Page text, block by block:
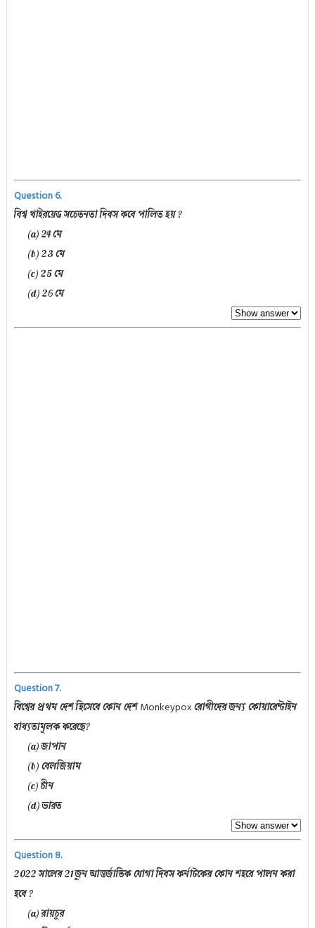
Question 6.
বিশ্ব থাইরয়েড সচেতনতা দিবস কবে পালিত হয় ?
(a) 24 মে
(b) 23 মে
(c) 25 মে
(d) 26 মে
Question 7.
বিশ্বের প্রথম দেশ হিসেবে কোন দেশMonkeypoxরোগীদের জন্য কোয়ারেন্টাইন
বাধ্যতামূলক করেছে?
(a) জাপান
(b) বেলজিয়াম
(c) চীন
(d) ভারত
Question 8.
2022 সালের 21 জুন আন্তর্জাতিক যোগা দিবস কর্নাটকের কোন শহরে পালন করা
হবে ?
(a) রায়চুর